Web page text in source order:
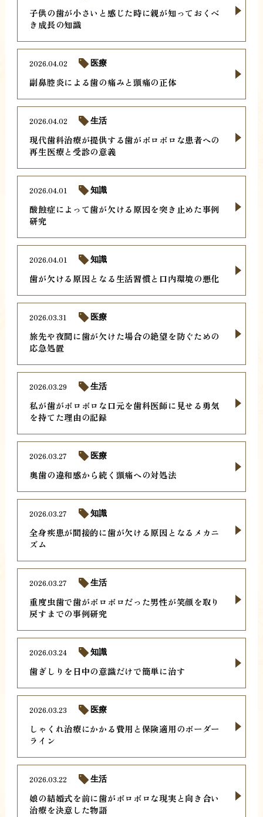
子供の歯が小さいと感じた時に親が知っておくべ
き成長の知識
副鼻腔炎による歯の痛みと頭痛の正体
2026.04.02 医療
現代歯科治療が提供する歯がボロボロな患者への
再生医療と受診の意義
2026.04.02 生活
酸蝕症によって歯が欠ける原因を突き止めた事例
研究
2026.04.01 知識
歯が欠ける原因となる生活習慣と口内環境の悪化
2026.04.01 知識
旅先や夜間に歯が欠けた場合の絶望を防ぐための
応急処置
2026.03.31 医療
私が歯がボロボロな口元を歯科医師に見せる勇気
を持てた理由の記録
2026.03.29 生活
奥歯の違和感から続く頭痛への対処法
2026.03.27 医療
全身疾患が間接的に歯が欠ける原因となるメカニ
ズム
2026.03.27 知識
重度虫歯で歯がボロボロだった男性が笑顔を取り
戻すまでの事例研究
2026.03.27 生活
歯ぎしりを日中の意識だけで簡単に治す
2026.03.24 知識
しゃくれ治療にかかる費用と保険適用のボーダー
ライン
2026.03.23 医療
娘の結婚式を前に歯がボロボロな現実と向き合い
治療を決意した物語
2026.03.22 生活